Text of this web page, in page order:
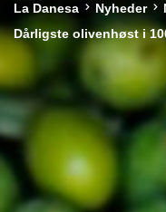
La Danesa Nyheder
Dårligste olivenhøst i